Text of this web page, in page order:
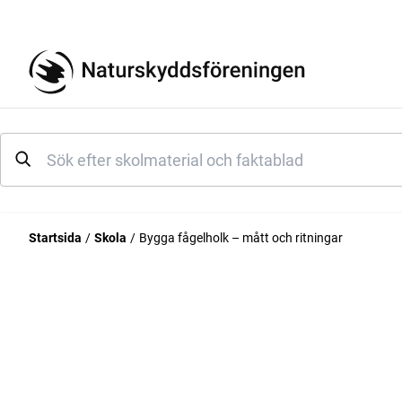
Startsida Skola Bygga fågelholk – mått och ritningar